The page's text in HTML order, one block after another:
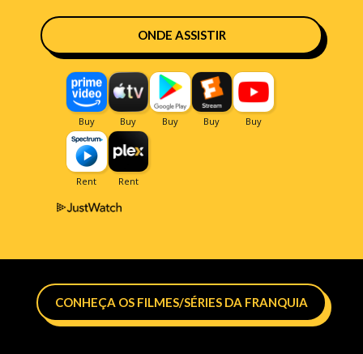
ONDE ASSISTIR
CONHEÇA OS FILMES/SÉRIES DA FRANQUIA